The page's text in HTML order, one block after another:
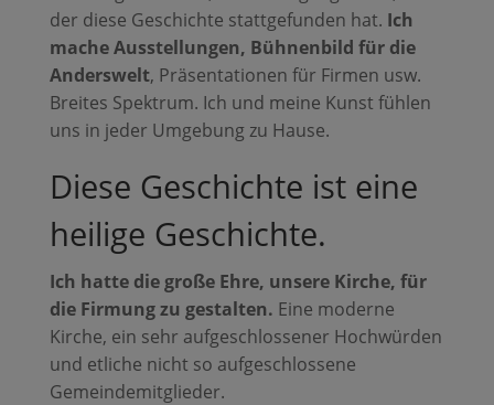
der diese Geschichte stattgefunden hat. Ich
mache Ausstellungen, Bühnenbild für die
Anderswelt, Präsentationen für Firmen usw.
Breites Spektrum. Ich und meine Kunst fühlen
uns in jeder Umgebung zu Hause.
Diese Geschichte ist eine
heilige Geschichte.
Ich hatte die große Ehre, unsere Kirche, für
die Firmung zu gestalten. Eine moderne
Kirche, ein sehr aufgeschlossener Hochwürden
und etliche nicht so aufgeschlossene
Gemeindemitglieder.